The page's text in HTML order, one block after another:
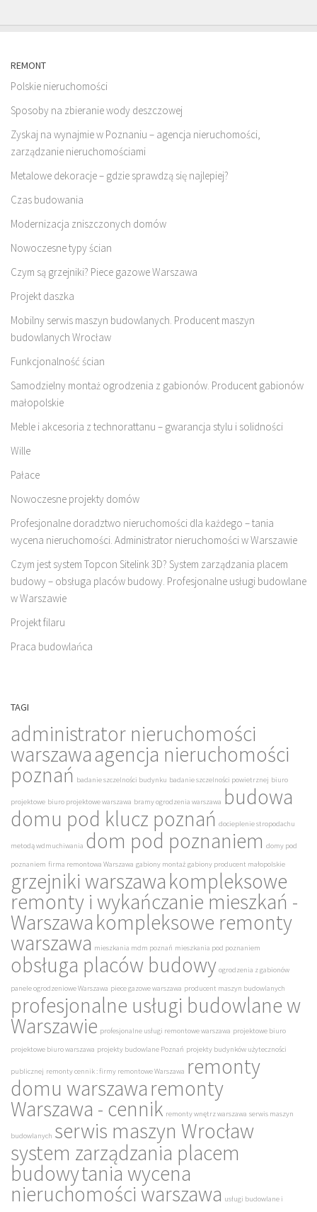
REMONT
Polskie nieruchomości
Sposoby na zbieranie wody deszczowej
Zyskaj na wynajmie w Poznaniu – agencja nieruchomości,
zarządzanie nieruchomościami
Metalowe dekoracje – gdzie sprawdzą się najlepiej?
Czas budowania
Modernizacja zniszczonych domów
Nowoczesne typy ścian
Czym są grzejniki? Piece gazowe Warszawa
Projekt daszka
Mobilny serwis maszyn budowlanych. Producent maszyn
budowlanych Wrocław
Funkcjonalność ścian
Samodzielny montaż ogrodzenia z gabionów. Producent gabionów
małopolskie
Meble i akcesoria z technorattanu – gwarancja stylu i solidności
Wille
Pałace
Nowoczesne projekty domów
Profesjonalne doradztwo nieruchomości dla każdego – tania
wycena nieruchomości. Administrator nieruchomości w Warszawie
Czym jest system Topcon Sitelink 3D? System zarządzania placem
budowy – obsługa placów budowy. Profesjonalne usługi budowlane
w Warszawie
Projekt filaru
Praca budowlańca
TAGI
administrator nieruchomości
warszawaagencja nieruchomości
poznań badanie szczelności budynku badanie szczelności powietrznej biuro
projektowe biuro projektowe warszawa bramy ogrodzenia warszawa budowa
domu pod klucz poznań docieplenie stropodachu
metodą wdmuchiwania dom pod poznaniem domy pod
poznaniem firma remontowa Warszawa gabiony montaż gabiony producent małopolskie
grzejniki warszawakompleksowe
remonty i wykańczanie mieszkań -
Warszawakompleksowe remonty
warszawa mieszkania mdm poznań mieszkania pod poznaniem
obsługa placów budowy ogrodzenia z gabionów
panele ogrodzeniowe Warszawa piece gazowe warszawa producent maszyn budowlanych
profesjonalne usługi budowlane w
Warszawie profesjonalne usługi remontowe warszawa projektowe biuro
projektowe biuro warszawa projekty budowlane Poznań projekty budynków użyteczności
publicznej remonty cennik : firmy remontowe Warszawa remonty
domu warszawaremonty
Warszawa - cennik remonty wnętrz warszawa serwis maszyn
budowlanych serwis maszyn Wrocław
system zarządzania placem
budowytania wycena
nieruchomości warszawa usługi budowlane i